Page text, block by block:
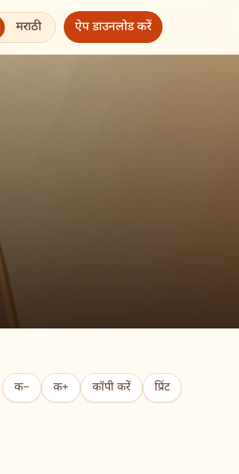
मराठी ऐप डाउनलोड करें
क− क+ कॉपी करें प्रिंट